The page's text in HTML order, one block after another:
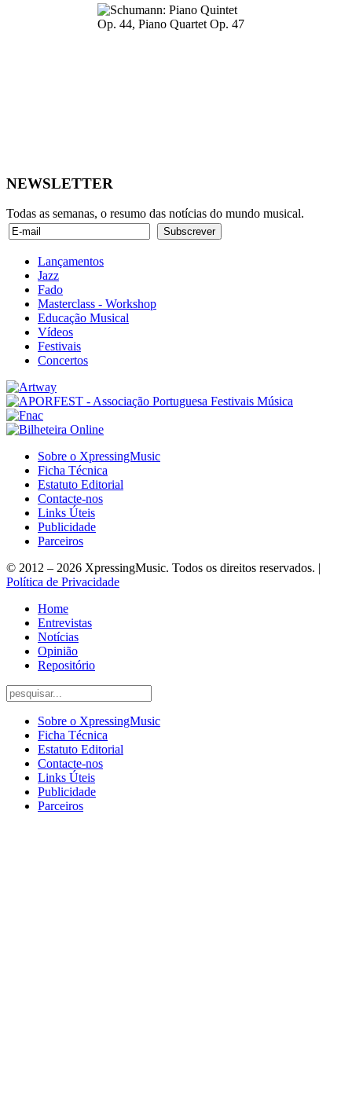
NEWSLETTER
Todas as semanas, o resumo das notícias do mundo musical.
Lançamentos
Jazz
Fado
Masterclass - Workshop
Educação Musical
Vídeos
Festivais
Concertos
Sobre o XpressingMusic
Ficha Técnica
Estatuto Editorial
Contacte-nos
Links Úteis
Publicidade
Parceiros
© 2012 – 2026 XpressingMusic. Todos os direitos reservados. |
Política de Privacidade
Home
Entrevistas
Notícias
Opinião
Repositório
Sobre o XpressingMusic
Ficha Técnica
Estatuto Editorial
Contacte-nos
Links Úteis
Publicidade
Parceiros